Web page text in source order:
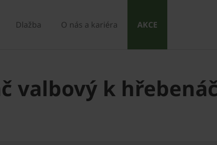
Dlažba O nás a kariéra AKCE
valbový k